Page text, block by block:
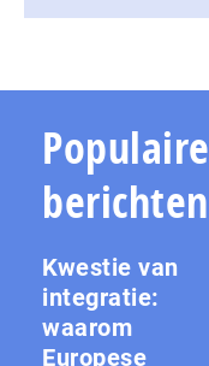
Populaire
berichten
Kwestie van
integratie:
waarom
Europese